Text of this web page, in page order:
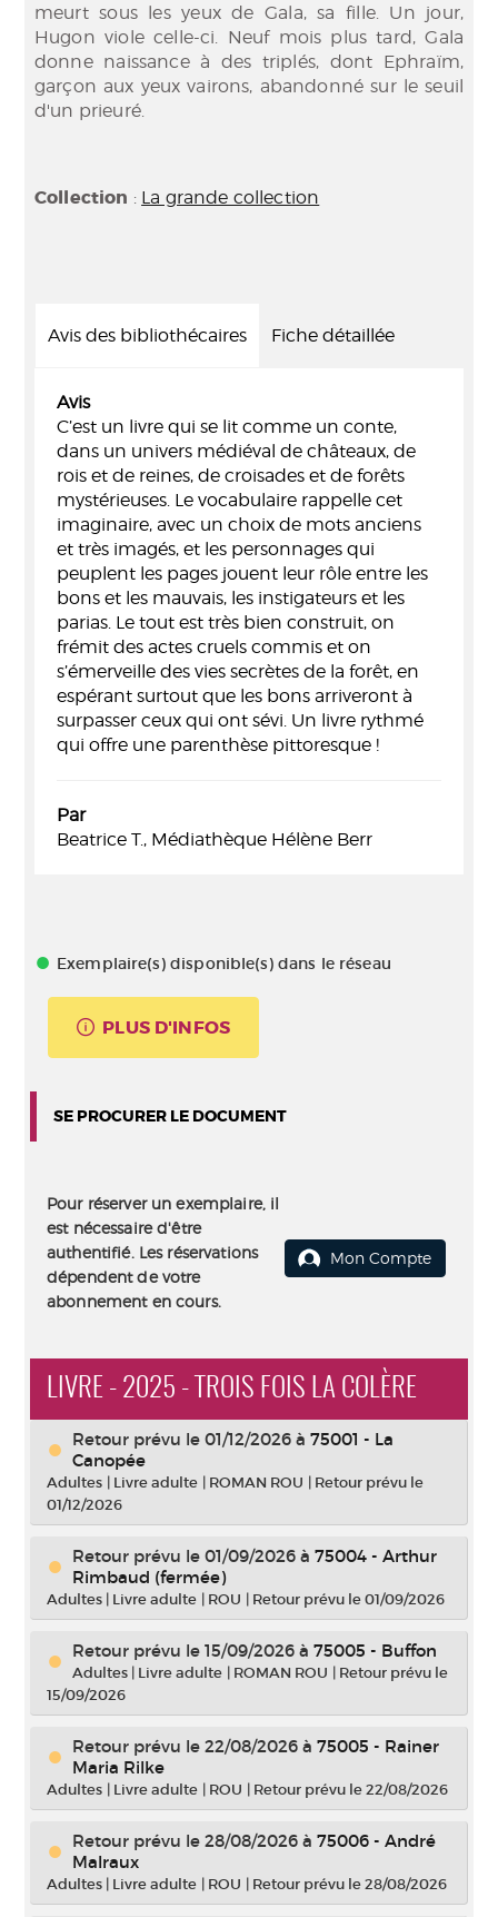
meurt sous les yeux de Gala, sa fille. Un jour,
Hugon viole celle-ci. Neuf mois plus tard, Gala
donne naissance à des triplés, dont Ephraïm,
garçon aux yeux vairons, abandonné sur le seuil
d'un prieuré.
Collection : La grande collection
Avis des bibliothécaires Fiche détaillée
Avis
C’est un livre qui se lit comme un conte,
dans un univers médiéval de châteaux, de
rois et de reines, de croisades et de forêts
mystérieuses. Le vocabulaire rappelle cet
imaginaire, avec un choix de mots anciens
et très imagés, et les personnages qui
peuplent les pages jouent leur rôle entre les
bons et les mauvais, les instigateurs et les
parias. Le tout est très bien construit, on
frémit des actes cruels commis et on
s’émerveille des vies secrètes de la forêt, en
espérant surtout que les bons arriveront à
surpasser ceux qui ont sévi. Un livre rythmé
qui offre une parenthèse pittoresque !
Par
Beatrice T., Médiathèque Hélène Berr
Exemplaire(s) disponible(s) dans le réseau
PLUS D'INFOS
SE PROCURER LE DOCUMENT
Pour réserver un exemplaire, il
est nécessaire d'être
authentifié. Les réservations
dépendent de votre
abonnement en cours.
Mon Compte
LIVRE - 2025 - TROIS FOIS LA COLÈRE
Retour prévu le 01/12/2026 à 75001 - La
Canopée
Adultes | Livre adulte | ROMAN ROU | Retour prévu le
01/12/2026
Retour prévu le 01/09/2026 à 75004 - Arthur
Rimbaud (fermée)
Adultes | Livre adulte | ROU | Retour prévu le 01/09/2026
Retour prévu le 15/09/2026 à 75005 - Buffon
Adultes | Livre adulte | ROMAN ROU | Retour prévu le
15/09/2026
Retour prévu le 22/08/2026 à 75005 - Rainer
Maria Rilke
Adultes | Livre adulte | ROU | Retour prévu le 22/08/2026
Retour prévu le 28/08/2026 à 75006 - André
Malraux
Adultes | Livre adulte | ROU | Retour prévu le 28/08/2026